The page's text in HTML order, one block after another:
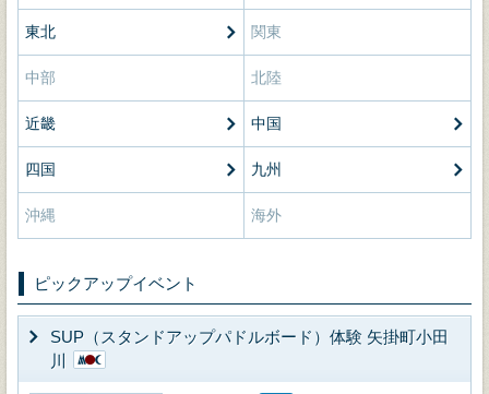
東北 関東
中部 北陸
近畿 中国
四国 九州
沖縄 海外
ピックアップイベント
SUP（スタンドアップパドルボード）体験 矢掛町小田
川